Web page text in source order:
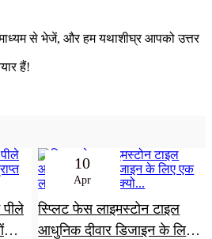
से भेजें, और हम यथाशीघ्र आपको उत्तर
हैं!
पीले
10
Apr
स्प्लिट फेस लाइमस्टोन टाइल
आधुनिक दीवार डिजाइन के लिए